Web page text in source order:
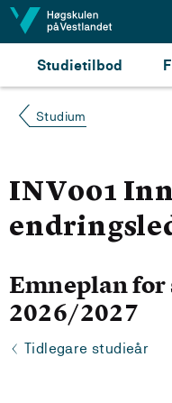
Hopp til innhald
Studietilbod
Studium
INV001
Emneplan
2026/2027
Tidlegare studieår